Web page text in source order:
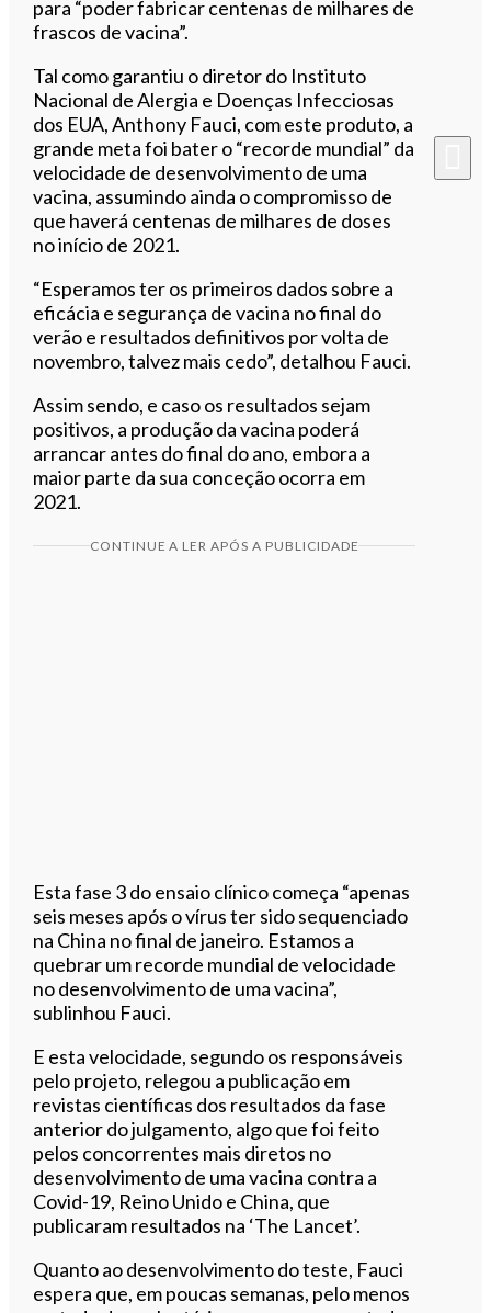
para “poder fabricar centenas de milhares de
frascos de vacina”.
Tal como garantiu o diretor do Instituto
Nacional de Alergia e Doenças Infecciosas
dos EUA, Anthony Fauci, com este produto, a
grande meta foi bater o “recorde mundial” da
velocidade de desenvolvimento de uma
vacina, assumindo ainda o compromisso de
que haverá centenas de milhares de doses
no início de 2021.
“Esperamos ter os primeiros dados sobre a
eficácia e segurança de vacina no final do
verão e resultados definitivos por volta de
novembro, talvez mais cedo”, detalhou Fauci.
Assim sendo, e caso os resultados sejam
positivos, a produção da vacina poderá
arrancar antes do final do ano, embora a
maior parte da sua conceção ocorra em
2021.
CONTINUE A LER APÓS A PUBLICIDADE
Esta fase 3 do ensaio clínico começa “apenas
seis meses após o vírus ter sido sequenciado
na China no final de janeiro. Estamos a
quebrar um recorde mundial de velocidade
no desenvolvimento de uma vacina”,
sublinhou Fauci.
E esta velocidade, segundo os responsáveis ​​
pelo projeto, relegou a publicação em
revistas científicas dos resultados da fase
anterior do julgamento, algo que foi feito
pelos concorrentes mais diretos no
desenvolvimento de uma vacina contra a
Covid-19, Reino Unido e China, que
publicaram resultados na ‘The Lancet’.
Quanto ao desenvolvimento do teste, Fauci
espera que, em poucas semanas, pelo menos